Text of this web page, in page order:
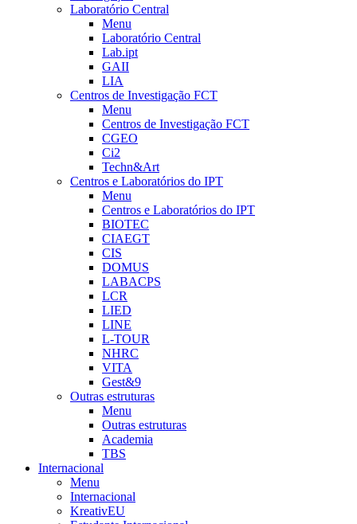
Laboratório Central
Menu
Laboratório Central
Lab.ipt
GAII
LIA
Centros de Investigação FCT
Menu
Centros de Investigação FCT
CGEO
Ci2
Techn&Art
Centros e Laboratórios do IPT
Menu
Centros e Laboratórios do IPT
BIOTEC
CIAEGT
CIS
DOMUS
LABACPS
LCR
LIED
LINE
L-TOUR
NHRC
VITA
Gest&9
Outras estruturas
Menu
Outras estruturas
Academia
TBS
Internacional
Menu
Internacional
KreativEU